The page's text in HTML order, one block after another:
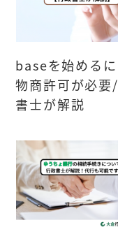
baseを始める
物商許可が必要
書士が解説